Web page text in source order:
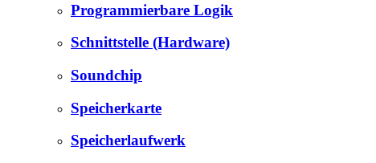
Programmierbare Logik
Schnittstelle (Hardware)
Soundchip
Speicherkarte
Speicherlaufwerk